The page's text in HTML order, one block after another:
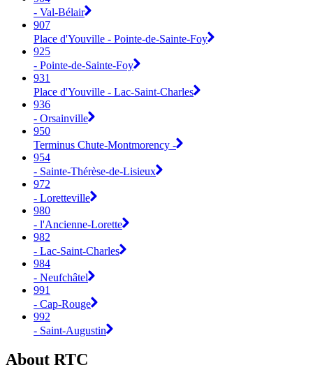
- Val-Bélair
907
Place d'Youville - Pointe-de-Sainte-Foy
925
- Pointe-de-Sainte-Foy
931
Place d'Youville - Lac-Saint-Charles
936
- Orsainville
950
Terminus Chute-Montmorency -
954
- Sainte-Thérèse-de-Lisieux
972
- Loretteville
980
- l'Ancienne-Lorette
982
- Lac-Saint-Charles
984
- Neufchâtel
991
- Cap-Rouge
992
- Saint-Augustin
About RTC